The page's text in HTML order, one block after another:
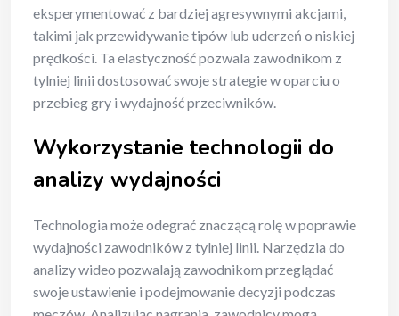
eksperymentować z bardziej agresywnymi akcjami,
takimi jak przewidywanie tipów lub uderzeń o niskiej
prędkości. Ta elastyczność pozwala zawodnikom z
tylniej linii dostosować swoje strategie w oparciu o
przebieg gry i wydajność przeciwników.
Wykorzystanie technologii do
analizy wydajności
Technologia może odegrać znaczącą rolę w poprawie
wydajności zawodników z tylniej linii. Narzędzia do
analizy wideo pozwalają zawodnikom przeglądać
swoje ustawienie i podejmowanie decyzji podczas